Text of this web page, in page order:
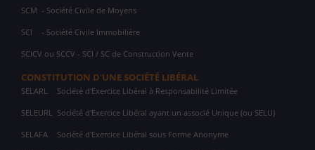
SCM - Société Civile de Moyens
SCI - Société Civile Immobilière
SCICV ou SCCV - SCI / SC de Construction Vente
CONSTITUTION D'UNE SOCIÉTÉ LIBÉRAL
SELARL Société d'Exercice Libéral à Responsabilité Limitée
SELEURL Société d'Exercice Libéral ayant un associé Unique (ou SELU)
SELAFA Société d'Exercice Libéral sous Forme Anonyme